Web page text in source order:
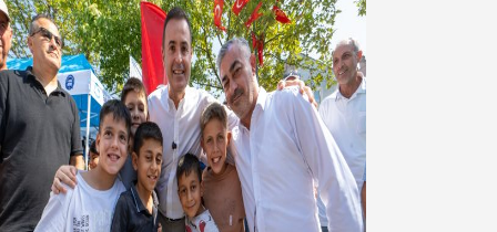
Akın: Benim derdim memlekete
hizmet hemşerim!
05 Ağustos 2026